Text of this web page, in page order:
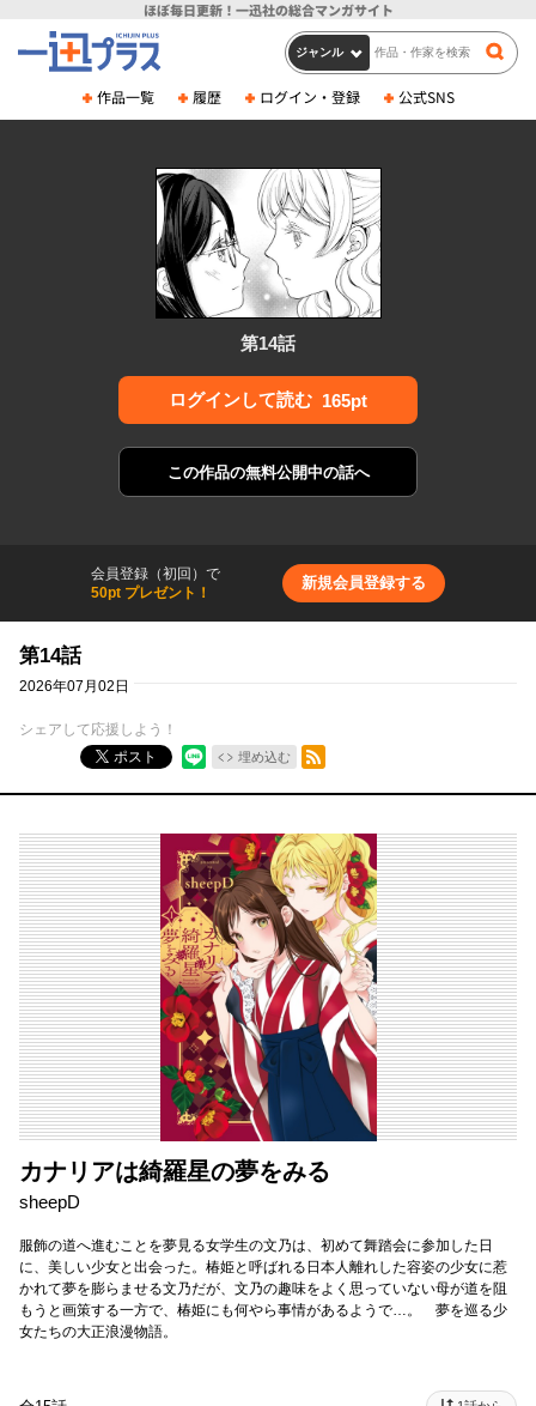
ほぼ毎日更新！ 一迅社の総合マンガサイト
作品一覧 履歴 ログイン・登録 公式SNS
第14話
ログインして読む 165pt
この作品の無料公開中の話へ
会員登録（初回）で
50pt プレゼント！
新規会員登録する
第14話
2026年07月02日
シェアして応援しよう！
ポスト
埋め込む
RSSフィード
カナリアは綺羅星の夢をみる
sheepD
服飾の道へ進むことを夢見る女学生の文乃は、初めて舞踏会に参加した日
に、美しい少女と出会った。椿姫と呼ばれる日本人離れした容姿の少女に惹
かれて夢を膨らませる文乃だが、文乃の趣味をよく思っていない母が道を阻
もうと画策する一方で、椿姫にも何やら事情があるようで…。 夢を巡る少
女たちの大正浪漫物語。